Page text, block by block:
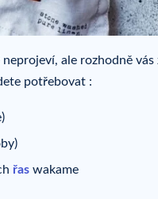
ale rozhodně
potřebovat :
řas wakame